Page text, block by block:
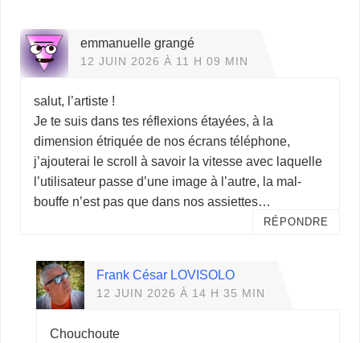
emmanuelle grangé
12 JUIN 2026 À 11 H 09 MIN
salut, l’artiste !
Je te suis dans tes réflexions étayées, à la
dimension étriquée de nos écrans téléphone,
j’ajouterai le scroll à savoir la vitesse avec laquelle
l’utilisateur passe d’une image à l’autre, la mal-
bouffe n’est pas que dans nos assiettes…
RÉPONDRE
Frank César LOVISOLO
12 JUIN 2026 À 14 H 35 MIN
Chouchoute